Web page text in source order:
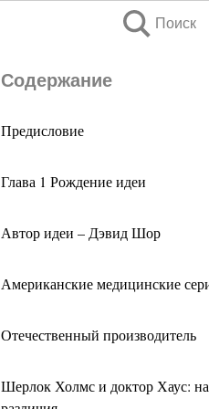
Поиск
Содержание
Предисловие
Глава 1 Рождение идеи
Автор идеи – Дэвид Шор
Американские медицинские
Отечественный производитель
Шерлок Холмс и доктор Хаус: